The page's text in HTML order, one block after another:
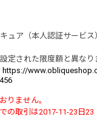
ュア（本人認証サービ
定された限度額と異なり
https://
りません。
の取引は2017-11-23日